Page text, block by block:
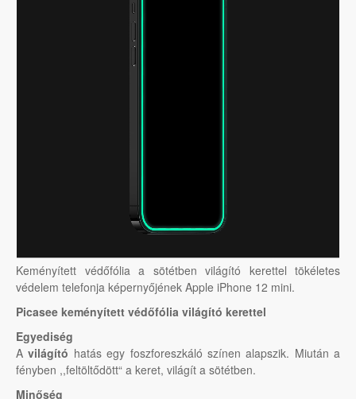
Keményített védőfólia a sötétben világító kerettel tökéletes
védelem telefonja képernyőjének Apple iPhone 12 mini.
Picasee keményített védőfólia világító kerettel
Egyediség
Avilágító hatás egy foszforeszkáló színen alapszik. Miután a
fényben ,,feltöltődött“ a keret, világít a sötétben.
Minőség